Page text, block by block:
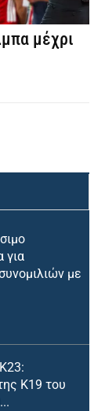
μέχρι
για
με
Κ19 του